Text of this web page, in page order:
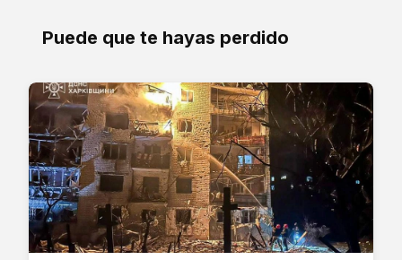
Puede que te hayas perdido